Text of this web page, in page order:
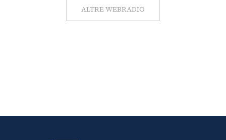
ALTRE WEBRADIO